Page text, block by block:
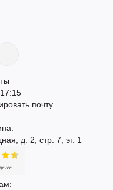
почту
д. 2, стр. 7, эт. 1